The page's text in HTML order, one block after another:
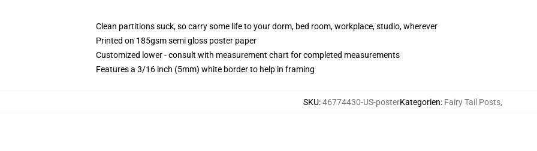
Clean partitions suck, so carry some life to your dorm, bed room, workplace, studio, wherever
Printed on 185gsm semi gloss poster paper
Customized lower - consult with measurement chart for completed measurements
Features a 3/16 inch (5mm) white border to help in framing
SKU:46774430-US-posterKategorien: Fairy Tail Posts,